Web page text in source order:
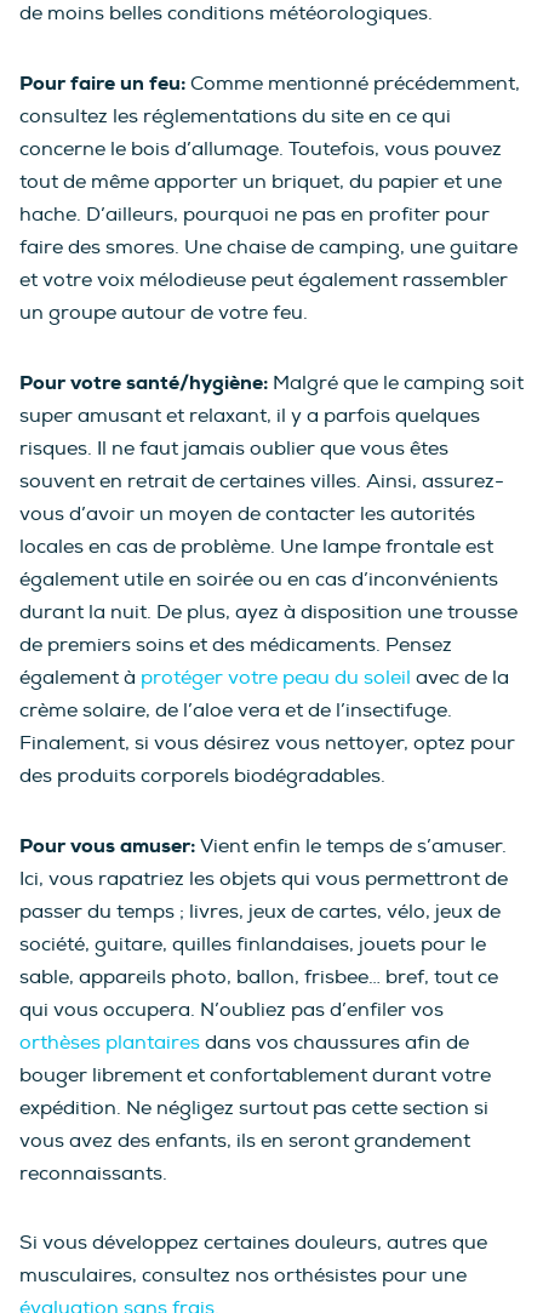
de moins belles conditions météorologiques.
Pour faire un feu: Comme mentionné précédemment,
consultez les réglementations du site en ce qui
concerne le bois d’allumage. Toutefois, vous pouvez
tout de même apporter un briquet, du papier et une
hache. D’ailleurs, pourquoi ne pas en profiter pour
faire des smores. Une chaise de camping, une guitare
et votre voix mélodieuse peut également rassembler
un groupe autour de votre feu.
Pour votre santé/hygiène: Malgré que le camping soit
super amusant et relaxant, il y a parfois quelques
risques. Il ne faut jamais oublier que vous êtes
souvent en retrait de certaines villes. Ainsi, assurez-
vous d’avoir un moyen de contacter les autorités
locales en cas de problème. Une lampe frontale est
également utile en soirée ou en cas d’inconvénients
durant la nuit. De plus, ayez à disposition une trousse
de premiers soins et des médicaments. Pensez
également à protéger votre peau du soleil avec de la
crème solaire, de l’aloe vera et de l’insectifuge.
Finalement, si vous désirez vous nettoyer, optez pour
des produits corporels biodégradables.
Pour vous amuser: Vient enfin le temps de s’amuser.
Ici, vous rapatriez les objets qui vous permettront de
passer du temps ; livres, jeux de cartes, vélo, jeux de
société, guitare, quilles finlandaises, jouets pour le
sable, appareils photo, ballon, frisbee… bref, tout ce
qui vous occupera. N’oubliez pas d’enfiler vos
orthèses plantaires dans vos chaussures afin de
bouger librement et confortablement durant votre
expédition. Ne négligez surtout pas cette section si
vous avez des enfants, ils en seront grandement
reconnaissants.
Si vous développez certaines douleurs, autres que
musculaires, consultez nos orthésistes pour une